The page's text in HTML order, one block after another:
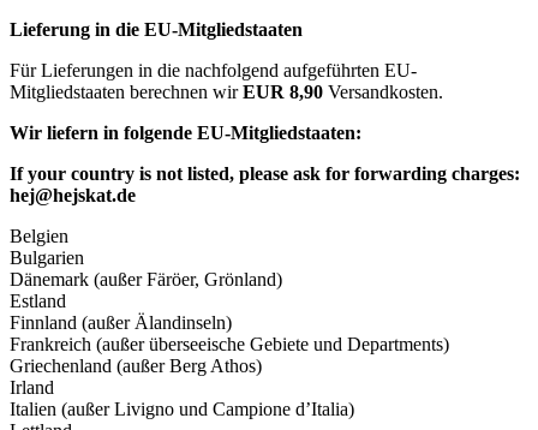
Lieferung in die EU-Mitgliedstaaten
Für Lieferungen in die nachfolgend aufgeführten EU-
Mitgliedstaaten berechnen wirEUR 8,90 Versandkosten.
Wir liefern in folgende EU-Mitgliedstaaten:
If your country is not listed, please ask for forwarding charges:
hej@hejskat.de
Belgien
Bulgarien
Dänemark (außer Färöer, Grönland)
Estland
Finnland (außer Älandinseln)
Frankreich (außer überseeische Gebiete und Departments)
Griechenland (außer Berg Athos)
Irland
Italien (außer Livigno und Campione d’Italia)